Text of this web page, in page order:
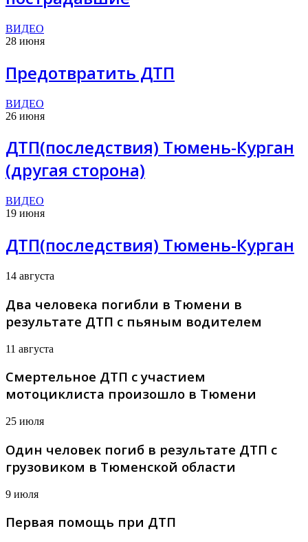
ВИДЕО
28 июня
Предотвратить ДТП
ВИДЕО
26 июня
ДТП(последствия) Тюмень-Курган
(другая сторона)
ВИДЕО
19 июня
ДТП(последствия) Тюмень-Курган
14 августа
Два человека погибли в Тюмени в
результате ДТП с пьяным водителем
11 августа
Смертельное ДТП с участием
мотоциклиста произошло в Тюмени
25 июля
Один человек погиб в результате ДТП с
грузовиком в Тюменской области
9 июля
Первая помощь при ДТП